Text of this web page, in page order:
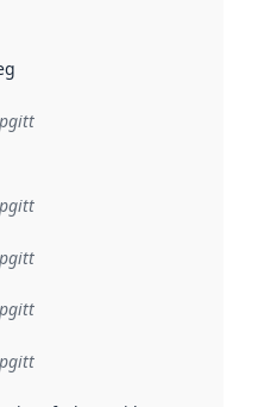
seier når dataa i dette